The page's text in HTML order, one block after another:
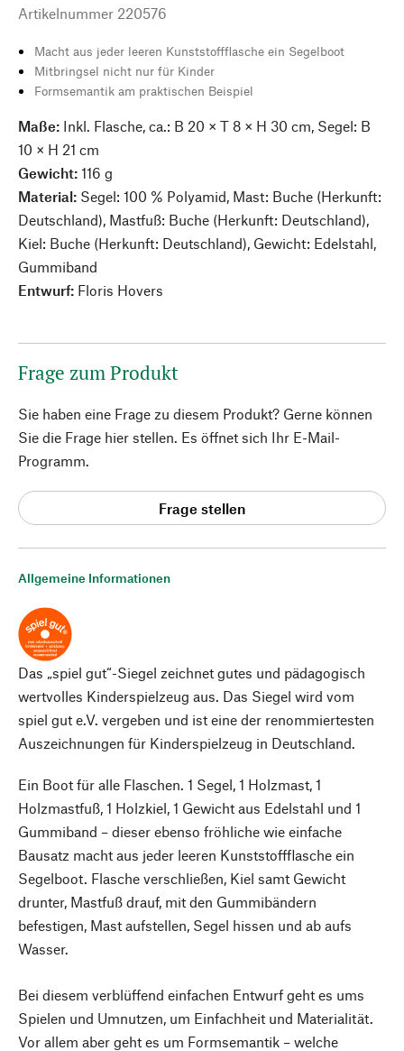
Allgemeine Informationen
Das „spiel gut“-Siegel zeichnet gutes und pädagogisch
wertvolles Kinderspielzeug aus. Das Siegel wird vom
spiel gut e.V. vergeben und ist eine der renommiertesten
Auszeichnungen für Kinderspielzeug in Deutschland.
Ein Boot für alle Flaschen. 1 Segel, 1 Holzmast, 1
Holzmastfuß, 1 Holzkiel, 1 Gewicht aus Edelstahl und 1
Gummiband – dieser ebenso fröhliche wie einfache
Bausatz macht aus jeder leeren Kunststoffflasche ein
Segelboot. Flasche verschließen, Kiel samt Gewicht
drunter, Mastfuß drauf, mit den Gummibändern
befestigen, Mast aufstellen, Segel hissen und ab aufs
Wasser.
Bei diesem verblüffend einfachen Entwurf geht es ums
Spielen und Umnutzen, um Einfachheit und Materialität.
Vor allem aber geht es um Formsemantik – welche
Artikelnummer 220576
Macht aus jeder leeren Kunststoffflasche ein Segelboot
Mitbringsel nicht nur für Kinder
Formsemantik am praktischen Beispiel
Maße: Inkl. Flasche, ca.: B 20 × T 8 × H 30 cm, Segel: B
10 × H 21 cm
Gewicht: 116 g
Material: Segel: 100 % Polyamid, Mast: Buche (Herkunft:
Deutschland), Mastfuß: Buche (Herkunft: Deutschland),
Kiel: Buche (Herkunft: Deutschland), Gewicht: Edelstahl,
Gummiband
Entwurf: Floris Hovers
Frage zum Produkt
Sie haben eine Frage zu diesem Produkt? Gerne können
Sie die Frage hier stellen. Es öffnet sich Ihr E-Mail-
Programm.
Frage stellen